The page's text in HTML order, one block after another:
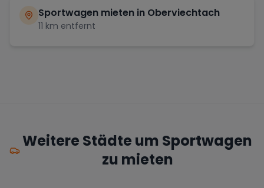
Sportwagen mieten in Oberviechtach
11 km entfernt
Weitere Städte um Sportwagen
zu mieten